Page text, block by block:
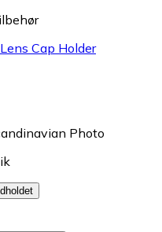
Cap Holder
Photo